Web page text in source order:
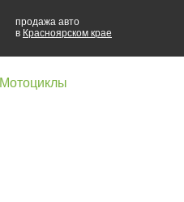
продажа авто
в Красноярском крае
Мотоциклы